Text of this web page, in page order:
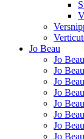
Jo Beau
Jo
Jo
Jo
Jo
Jo
Jo
Jo
Jo